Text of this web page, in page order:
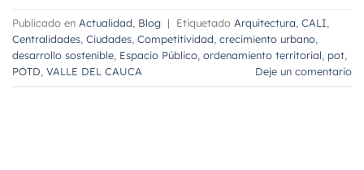
Publicado en Actualidad, Blog | Etiquetado Arquitectura, CALI,
Centralidades, Ciudades, Competitividad, crecimiento urbano,
desarrollo sostenible, Espacio Público, ordenamiento territorial, pot,
POTD, VALLE DEL CAUCA Deje un comentario